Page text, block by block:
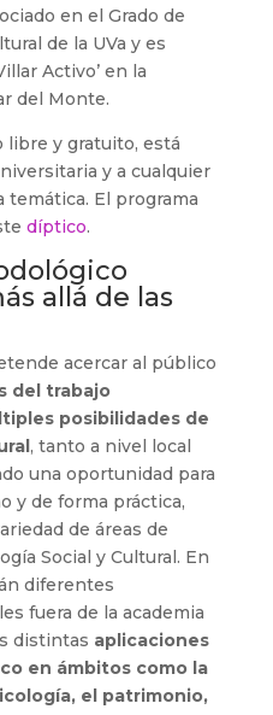
en el Grado de
de la UVa y es
Activo’ en la
del Monte.
libre y gratuito, está
y a cualquier
temática. El programa
díptico.
allá de las
acercar al público
del trabajo
posibilidades de
, tanto a nivel local
una oportunidad para
y de forma práctica,
de áreas de
Social y Cultural. En
diferentes
fuera de la academia
distintas aplicaciones
en ámbitos como la
el patrimonio,